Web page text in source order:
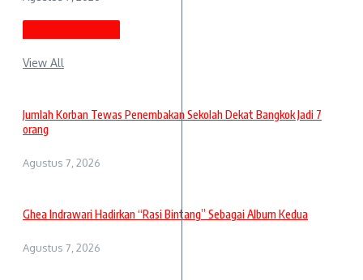
View All
Jumlah Korban Tewas Penembakan Sekolah Dekat Bangkok Jadi 7
orang
Agustus 7, 2026
Ghea Indrawari Hadirkan “Rasi Bintang” Sebagai Album Kedua
Agustus 7, 2026